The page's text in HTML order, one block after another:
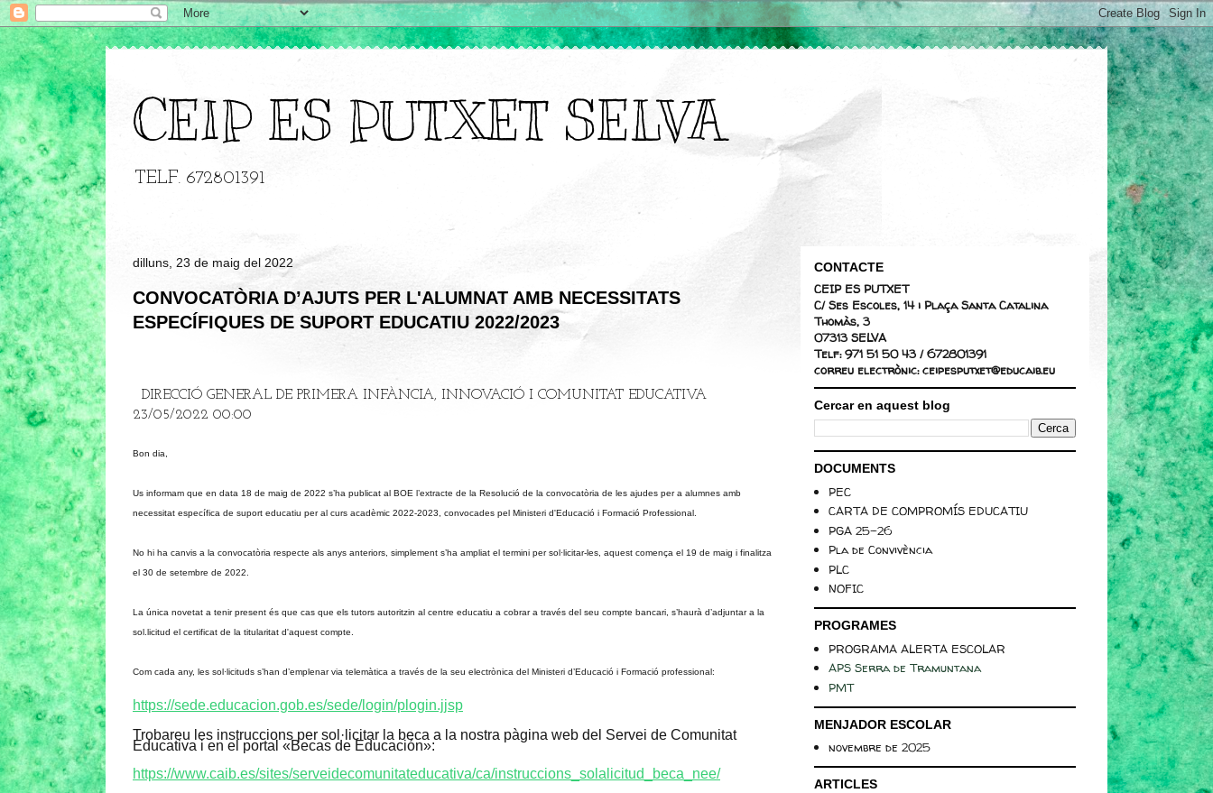
CEIP ES PUTXET SELVA
TELF. 672801391
dilluns, 23 de maig del 2022
CONVOCATÒRIA D’AJUTS PER L'ALUMNAT AMB NECESSITATS
ESPECÍFIQUES DE SUPORT EDUCATIU 2022/2023
DIRECCIÓ GENERAL DE PRIMERA INFÀNCIA, INNOVACIÓ I COMUNITAT EDUCATIVA
23/05/2022 00:00
Bon dia,
Us informam que en data 18 de maig de 2022 s’ha publicat al BOE l’extracte de la Resolució de la convocatòria de les ajudes per a alumnes amb
necessitat específica de suport educatiu per al curs acadèmic 2022-2023, convocades pel Ministeri d'Educació i Formació Professional.
No hi ha canvis a la convocatòria respecte als anys anteriors, simplement s’ha ampliat el termini per sol·licitar-les, aquest comença el 19 de maig i finalitza
el 30 de setembre de 2022.
La única novetat a tenir present és que cas que els tutors autoritzin al centre educatiu a cobrar a través del seu compte bancari, s’haurà d’adjuntar a la
sol.licitud el certificat de la titularitat d'aquest compte.
Com cada any, les sol·licituds s’han d’emplenar via telemàtica a través de la seu electrònica del Ministeri d’Educació i Formació professional:
https://sede.educacion.gob.es/sede/login/plogin.jjsp
Trobareu les instruccions per sol·licitar la beca a la nostra pàgina web del Servei de Comunitat
Educativa i en el portal «Becas de Educación»:
https://www.caib.es/sites/serveidecomunitateducativa/ca/instruccions_solalicitud_beca_nee/
CONTACTE
CEIP ES PUTXET
C/ Ses Escoles, 14 i Plaça Santa Catalina
Thomàs, 3
07313 SELVA
Telf: 971 51 50 43 / 672801391
correu electrònic: ceipesputxet@educaib.eu
Cercar en aquest blog
DOCUMENTS
PEC
CARTA DE COMPROMÍS EDUCATIU
PGA 25-26
Pla de Convivència
PLC
NOFIC
PROGRAMES
PROGRAMA ALERTA ESCOLAR
APS Serra de Tramuntana
PMT
MENJADOR ESCOLAR
novembre de 2025
ARTICLES